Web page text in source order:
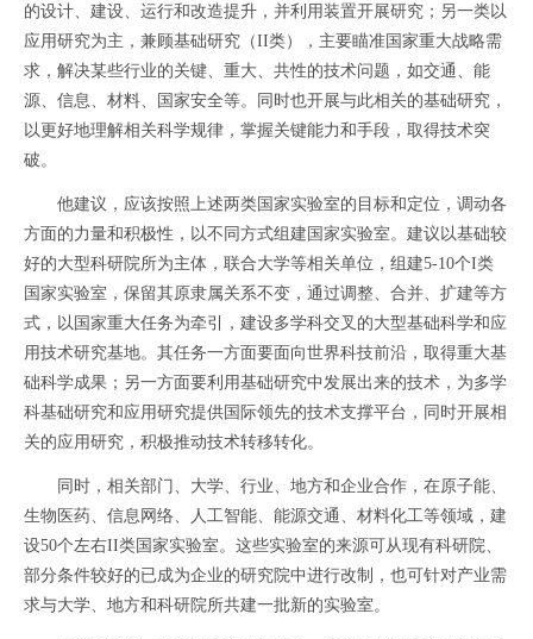
的设计、建设、运行和改造提升，并利用装置开展研究；另一类以
应用研究为主，兼顾基础研究（II类），主要瞄准国家重大战略需
求，解决某些行业的关键、重大、共性的技术问题，如交通、能
源、信息、材料、国家安全等。同时也开展与此相关的基础研究，
以更好地理解相关科学规律，掌握关键能力和手段，取得技术突
破。
他建议，应该按照上述两类国家实验室的目标和定位，调动各
方面的力量和积极性，以不同方式组建国家实验室。建议以基础较
好的大型科研院所为主体，联合大学等相关单位，组建5-10个I类
国家实验室，保留其原隶属关系不变，通过调整、合并、扩建等方
式，以国家重大任务为牵引，建设多学科交叉的大型基础科学和应
用技术研究基地。其任务一方面要面向世界科技前沿，取得重大基
础科学成果；另一方面要利用基础研究中发展出来的技术，为多学
科基础研究和应用研究提供国际领先的技术支撑平台，同时开展相
关的应用研究，积极推动技术转移转化。
同时，相关部门、大学、行业、地方和企业合作，在原子能、
生物医药、信息网络、人工智能、能源交通、材料化工等领域，建
设50个左右II类国家实验室。这些实验室的来源可从现有科研院、
部分条件较好的已成为企业的研究院中进行改制，也可针对产业需
求与大学、地方和科研院所共建一批新的实验室。